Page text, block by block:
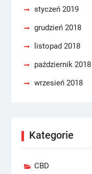
styczeń 2019
grudzień 2018
listopad 2018
październik 2018
wrzesień 2018
Kategorie
CBD